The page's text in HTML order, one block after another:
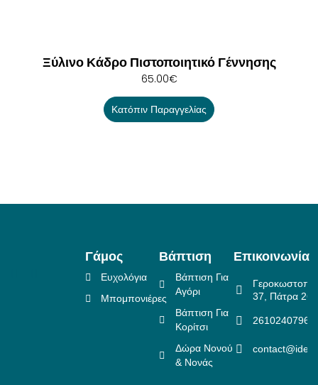
Ξύλινο Κάδρο Πιστοποιητικό Γέννησης
65.00€
Κατόπιν Παραγγελίας
Γάμος
Ευχολόγια
Μπομπονιέρες
Βάπτιση
Βάπτιση Για
Αγόρι
Βάπτιση Για
Κορίτσι
Δώρα Νονού
& Νονάς
Επικοινωνία
37, Πάτρα
2610240796